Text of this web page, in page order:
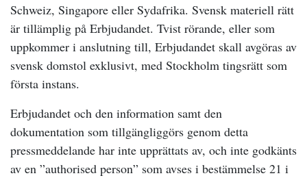
Schweiz, Singapore eller Sydafrika. Svensk materiell rätt
är tillämplig på Erbjudandet. Tvist rörande, eller som
uppkommer i anslutning till, Erbjudandet skall avgöras av
svensk domstol exklusivt, med Stockholm tingsrätt som
första instans.
Erbjudandet och den information samt den
dokumentation som tillgängliggörs genom detta
pressmeddelande har inte upprättats av, och inte godkänts
av en ”authorised person” som avses i bestämmelse 21 i